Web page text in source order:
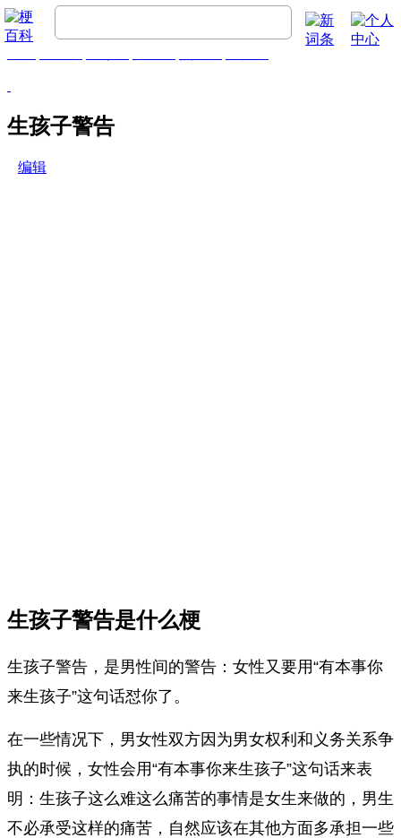
生孩子警告
编辑
生孩子警告是什么梗
生孩子警告，是男性间的警告：女性又要用“有本事你
来生孩子”这句话怼你了。
在一些情况下，男女性双方因为男女权利和义务关系争
执的时候，女性会用“有本事你来生孩子”这句话来表
明：生孩子这么难这么痛苦的事情是女生来做的，男生
不必承受这样的痛苦，自然应该在其他方面多承担一些